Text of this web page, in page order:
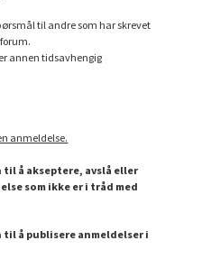
til andre som har skrevet
annen tidsavhengig
anmeldelse.
å akseptere, avslå eller
som ikke er i tråd med
å publisere anmeldelser i